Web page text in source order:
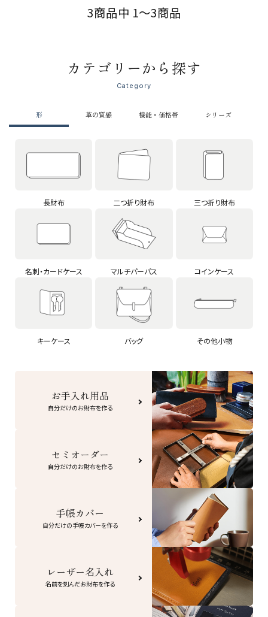
3商品中 1～3商品
カテゴリーから探す
Category
形 革の質感 機能・価格帯 シリーズ
長財布 二つ折り財布 三つ折り財布
名刺・カードケース マルチパーパス コインケース
キーケース バッグ その他小物
お手入れ用品
自分だけのお財布を作る
セミオーダー
自分だけのお財布を作る
手帳カバー
自分だけの手帳カバーを作る
レーザー名入れ
名前を刻んだお財布を作る